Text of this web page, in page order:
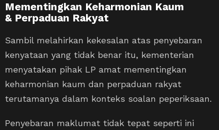
Mementingkan Keharmonian Kaum
& Perpaduan Rakyat
Sambil melahirkan kekesalan atas penyebaran
kenyataan yang tidak benar itu, kementerian
menyatakan pihak LP amat mementingkan
keharmonian kaum dan perpaduan rakyat
terutamanya dalam konteks soalan peperiksaan.
Penyebaran maklumat tidak tepat seperti ini